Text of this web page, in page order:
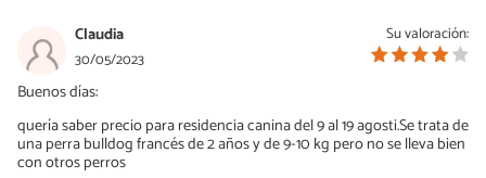
Su valoración:
Claudia
30/05/2023
Buenos días:
quería saber precio para residencia canina del 9 al 19 agosti.Se trata de
una perra bulldog francés de 2 años y de 9-10 kg pero no se lleva bien
con otros perros